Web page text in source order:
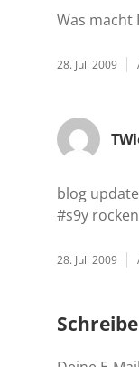
Was macht
28. Juli 2009
blog
#s9y
28. Juli 2009